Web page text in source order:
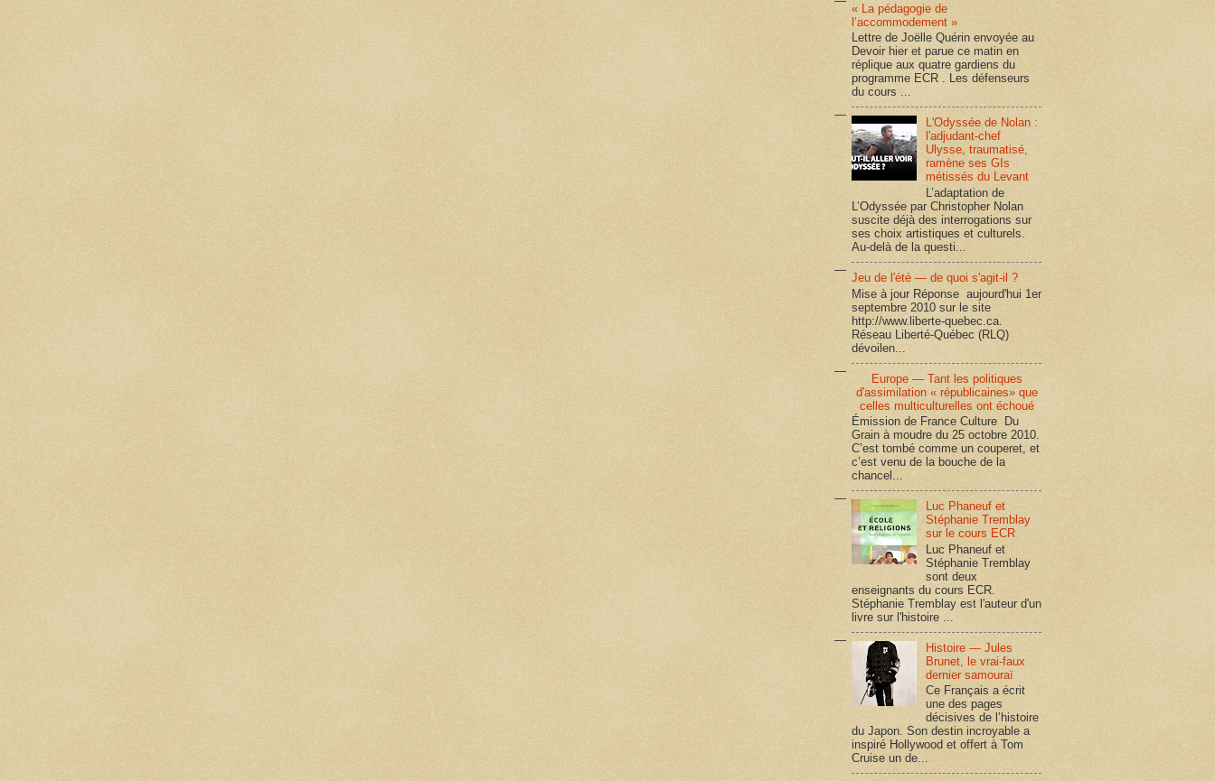
« La pédagogie de
l’accommodement »
Lettre de Joëlle Quérin envoyée au
Devoir hier et parue ce matin en
réplique aux quatre gardiens du
programme ECR . Les défenseurs
du cours ...
L'Odyssée de Nolan :
l'adjudant-chef
Ulysse, traumatisé,
ramène ses GIs
métissés du Levant
L’adaptation de
L’Odyssée par Christopher Nolan
suscite déjà des interrogations sur
ses choix artistiques et culturels.
Au-delà de la questi...
Jeu de l'été — de quoi s'agit-il ?
Mise à jour Réponse aujourd'hui 1er
septembre 2010 sur le site
http://www.liberte-quebec.ca.
Réseau Liberté-Québec (RLQ)
dévoilen...
Europe — Tant les politiques
d'assimilation « républicaines» que
celles multiculturelles ont échoué
Émission de France Culture Du
Grain à moudre du 25 octobre 2010.
C’est tombé comme un couperet, et
c’est venu de la bouche de la
chancel...
Luc Phaneuf et
Stéphanie Tremblay
sur le cours ECR
Luc Phaneuf et
Stéphanie Tremblay
sont deux
enseignants du cours ECR.
Stéphanie Tremblay est l'auteur d'un
livre sur l'histoire ...
Histoire — Jules
Brunet, le vrai-faux
dernier samouraï
Ce Français a écrit
une des pages
décisives de l’histoire
du Japon. Son destin incroyable a
inspiré Hollywood et offert à Tom
Cruise un de...